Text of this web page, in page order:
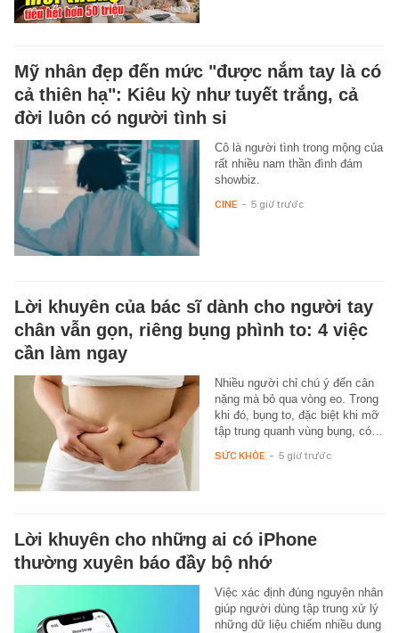
Mỹ nhân đẹp đến mức "được nắm tay là có
cả thiên hạ": Kiêu kỳ như tuyết trắng, cả
đời luôn có người tình si
Cô là người tình trong mộng của
rất nhiều nam thần đình đám
showbiz.
CINE - 5 giờ trước
Lời khuyên của bác sĩ dành cho người tay
chân vẫn gọn, riêng bụng phình to: 4 việc
cần làm ngay
Nhiều người chỉ chú ý đến cân
nặng mà bỏ qua vòng eo. Trong
khi đó, bụng to, đặc biệt khi mỡ
tập trung quanh vùng bụng, có…
SỨC KHỎE - 5 giờ trước
Lời khuyên cho những ai có iPhone
thường xuyên báo đầy bộ nhớ
Việc xác định đúng nguyên nhân
giúp người dùng tập trung xử lý
những dữ liệu chiếm nhiều dung